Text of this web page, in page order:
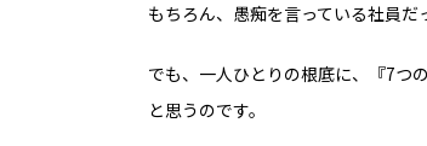
もちろん、愚痴を言っている社員だ
でも、一人ひとりの根底に、 『7つ
と思うのです。